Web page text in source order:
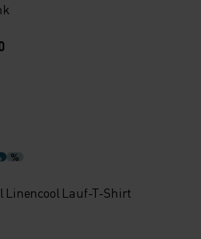
%
Linencool Lauf-T-Shirt